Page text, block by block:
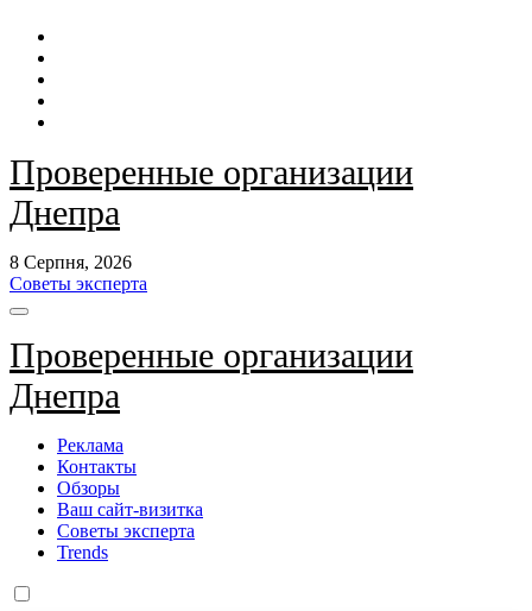
Перейти
контенту
Проверенные организации
Днепра
8 Серпня, 2026
Советы эксперта
Проверенные организации
Днепра
Реклама
Контакты
Обзоры
Ваш сайт-визитка
Советы эксперта
Trends